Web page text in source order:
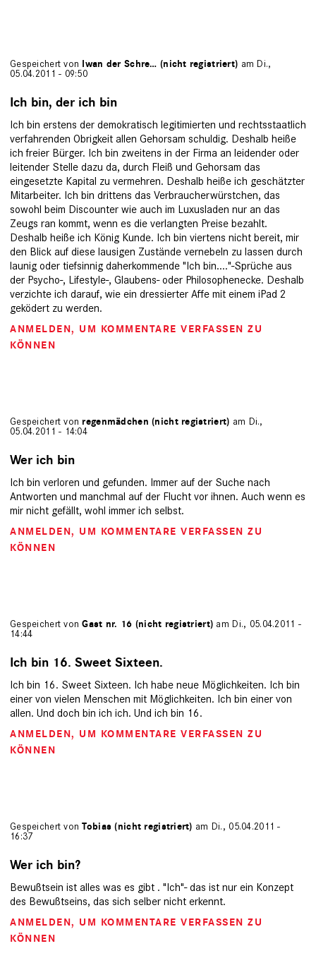
Gespeichert von Iwan der Schre… (nicht registriert) am Di.,
05.04.2011 - 09:50
Ich bin, der ich bin
Ich bin erstens der demokratisch legitimierten und rechtsstaatlich
verfahrenden Obrigkeit allen Gehorsam schuldig. Deshalb heiße
ich freier Bürger. Ich bin zweitens in der Firma an leidender oder
leitender Stelle dazu da, durch Fleiß und Gehorsam das
eingesetzte Kapital zu vermehren. Deshalb heiße ich geschätzter
Mitarbeiter. Ich bin drittens das Verbraucherwürstchen, das
sowohl beim Discounter wie auch im Luxusladen nur an das
Zeugs ran kommt, wenn es die verlangten Preise bezahlt.
Deshalb heiße ich König Kunde. Ich bin viertens nicht bereit, mir
den Blick auf diese lausigen Zustände vernebeln zu lassen durch
launig oder tiefsinnig daherkommende "Ich bin...."-Sprüche aus
der Psycho-, Lifestyle-, Glaubens- oder Philosophenecke. Deshalb
verzichte ich darauf, wie ein dressierter Affe mit einem iPad 2
geködert zu werden.
ANMELDEN, UM KOMMENTARE VERFASSEN ZU
KÖNNEN
Gespeichert von regenmädchen (nicht registriert) am Di.,
05.04.2011 - 14:04
Wer ich bin
Ich bin verloren und gefunden. Immer auf der Suche nach
Antworten und manchmal auf der Flucht vor ihnen. Auch wenn es
mir nicht gefällt, wohl immer ich selbst.
ANMELDEN, UM KOMMENTARE VERFASSEN ZU
KÖNNEN
Gespeichert vonGast nr. 16 (nicht registriert) am Di., 05.04.2011 -
14:44
Ich bin 16. Sweet Sixteen.
Ich bin 16. Sweet Sixteen. Ich habe neue Möglichkeiten. Ich bin
einer von vielen Menschen mit Möglichkeiten. Ich bin einer von
allen. Und doch bin ich ich. Und ich bin 16.
ANMELDEN, UM KOMMENTARE VERFASSEN ZU
KÖNNEN
Gespeichert vonTobias (nicht registriert) am Di., 05.04.2011 -
16:37
Wer ich bin?
Bewußtsein ist alles was es gibt . "Ich"- das ist nur ein Konzept
des Bewußtseins, das sich selber nicht erkennt.
ANMELDEN, UM KOMMENTARE VERFASSEN ZU
KÖNNEN